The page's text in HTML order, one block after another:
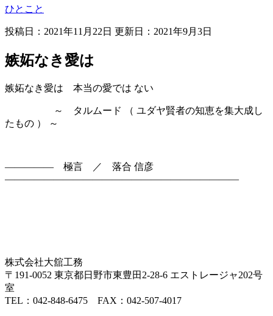
ひとこと
投稿日：2021年11月22日 更新日： 2021年9月3日
嫉妬なき愛は
嫉妬なき愛は 本当の愛では ない
～ タルムード （ ユダヤ賢者の知恵を集大成し
たもの ） ～
————— 極言 ／ 落合 信彦
————————————————————————
株式会社大舘工務
〒191-0052 東京都日野市東豊田2-28-6 エストレージャ202号
室
TEL：042-848-6475 FAX：042-507-4017